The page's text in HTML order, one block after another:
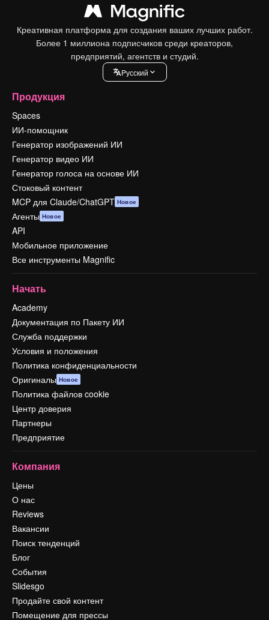
Креативная платформа для создания ваших лучших работ.
Более 1 миллиона подписчиков среди креаторов,
предприятий, агентств и студий.
Pусский
Продукция
Spaces
ИИ-помощник
Генератор изображений ИИ
Генератор видео ИИ
Генератор голоса на основе ИИ
Стоковый контент
MCP для Claude/ChatGPT Новое
Агенты Новое
API
Мобильное приложение
Все инструменты Magnific
Начать
Academy
Документация по Пакету ИИ
Служба поддержки
Условия и положения
Политика конфиденциальности
Оригиналы Новое
Политика файлов cookie
Центр доверия
Партнеры
Предприятие
Компания
Цены
О нас
Reviews
Вакансии
Поиск тенденций
Блог
События
Slidesgo
Продайте свой контент
Помещение для прессы